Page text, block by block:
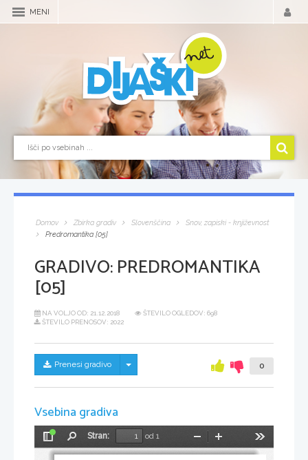
MENI
Domov Zbirka gradiv Slovenščina
Snov, zapiski - književnost
Predromantika [05]
GRADIVO:PREDROMANTIKA
[05]
NA VOLJO OD: 21.12.2018
ŠTEVILO OGLEDOV: 698
ŠTEVILO PRENOSOV: 2022
Prenesi gradivo Skrij/prikaži meni 0
Vsebina gradiva
Preklopi
stransko
Stran:
od 1
Pomanjšaj